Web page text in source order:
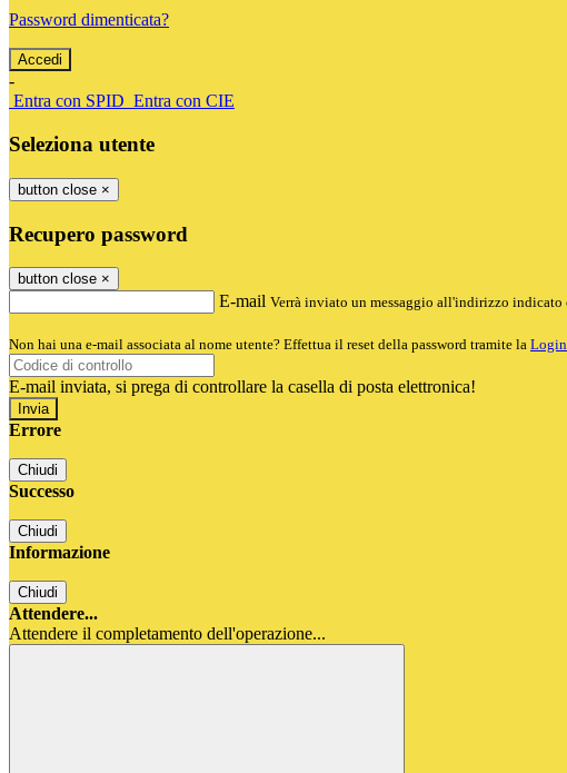
Password dimenticata?
-
Entra con SPID Entra con CIE
Seleziona utente
button close ×
Recupero password
button close ×
E-mail Verrà inviato un messaggio all'indirizzo indicato
Non hai una e-mail associata al nome utente? Effettua il reset della password tramite la
E-mail inviata, si prega di controllare la casella di posta elettronica!
Errore
Chiudi
Successo
Chiudi
Informazione
Chiudi
Attendere...
Attendere il completamento dell'operazione...